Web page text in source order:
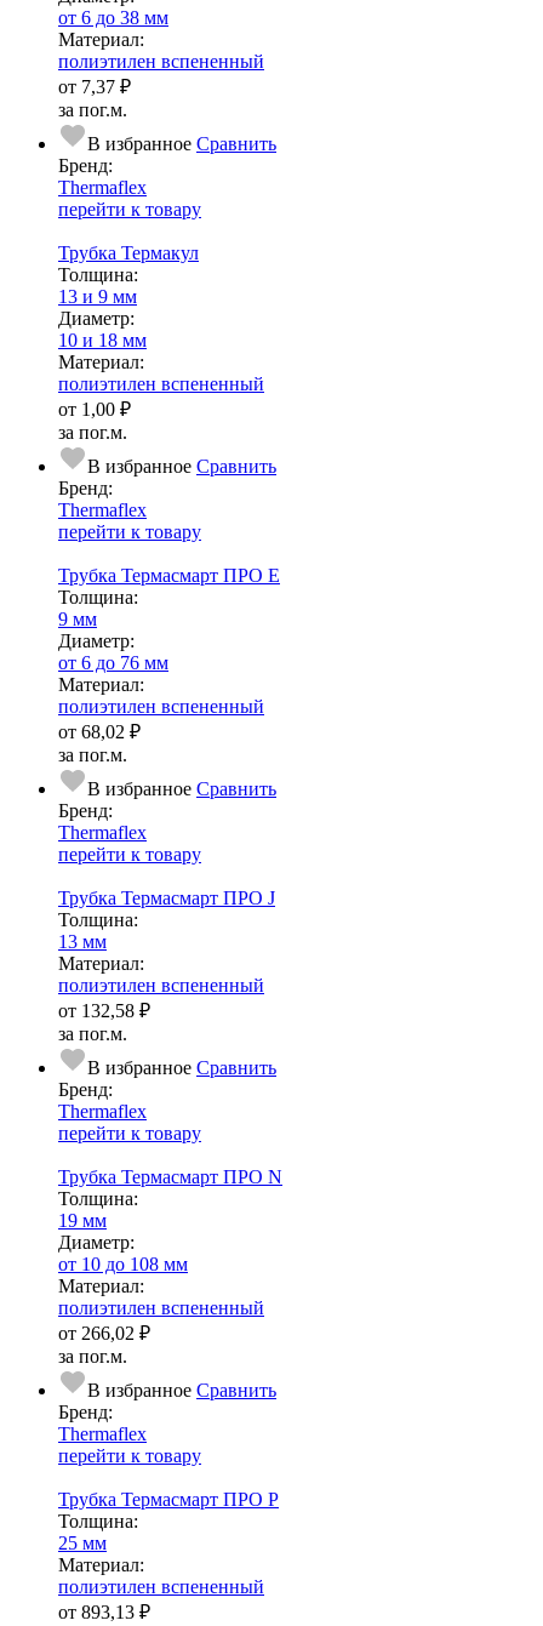
от 6 до 38 мм
Ма­­те­­ри­­ал:
полиэтилен вспененный
от 7,37 ₽
за пог.м.
В избранное Сравнить
Бренд:
Thermaflex
перейти к товару
Трубка Термакул
Тол­щи­на:
13 и 9 мм
Диаметр:
10 и 18 мм
Ма­­те­­ри­­ал:
полиэтилен вспененный
от 1,00 ₽
за пог.м.
В избранное Сравнить
Бренд:
Thermaflex
перейти к товару
Трубка Термасмарт ПРО E
Тол­щи­на:
9 мм
Диаметр:
от 6 до 76 мм
Ма­­те­­ри­­ал:
полиэтилен вспененный
от 68,02 ₽
за пог.м.
В избранное Сравнить
Бренд:
Thermaflex
перейти к товару
Трубка Термасмарт ПРО J
Тол­щи­на:
13 мм
Ма­­те­­ри­­ал:
полиэтилен вспененный
от 132,58 ₽
за пог.м.
В избранное Сравнить
Бренд:
Thermaflex
перейти к товару
Трубка Термасмарт ПРО N
Тол­щи­на:
19 мм
Диаметр:
от 10 до 108 мм
Ма­­те­­ри­­ал:
полиэтилен вспененный
от 266,02 ₽
за пог.м.
В избранное Сравнить
Бренд:
Thermaflex
перейти к товару
Трубка Термасмарт ПРО Р
Тол­щи­на:
25 мм
Ма­­те­­ри­­ал:
полиэтилен вспененный
от 893,13 ₽